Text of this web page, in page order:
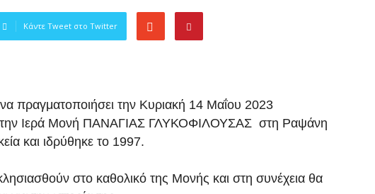
Κάντε Tweet στο Twitter
πραγματοποιήσει την Κυριακή 14 Μαΐου 2023
Ιερά Μονή ΠΑΝΑΓΙΑΣ ΓΛΥΚΟΦΙΛΟΥΣΑΣ στη Ραψάνη
και ιδρύθηκε το 1997.
στο καθολικό της Μονής και στη συνέχεια θα